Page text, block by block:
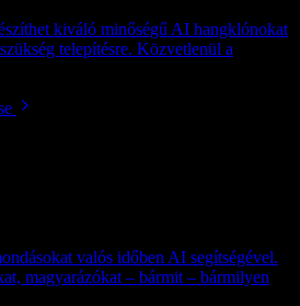
kiváló minőségű AI hangklónokat
telepítésre. Közvetlenül a
valós időben AI segítségével.
magyarázókat – bármit – bármilyen